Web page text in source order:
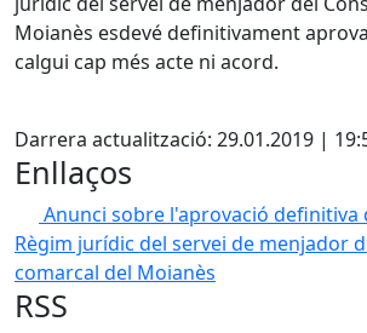
Moianès esdevé definitivament
calgui cap més acte ni acord.
Darrera actualització: 29.01.2019 |
Enllaços
Anunci sobre l'aprovació definitiva
Règim jurídic del servei de menjador
comarcal del Moianès
RSS